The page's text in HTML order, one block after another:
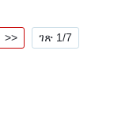
>> ገጽ 1/7